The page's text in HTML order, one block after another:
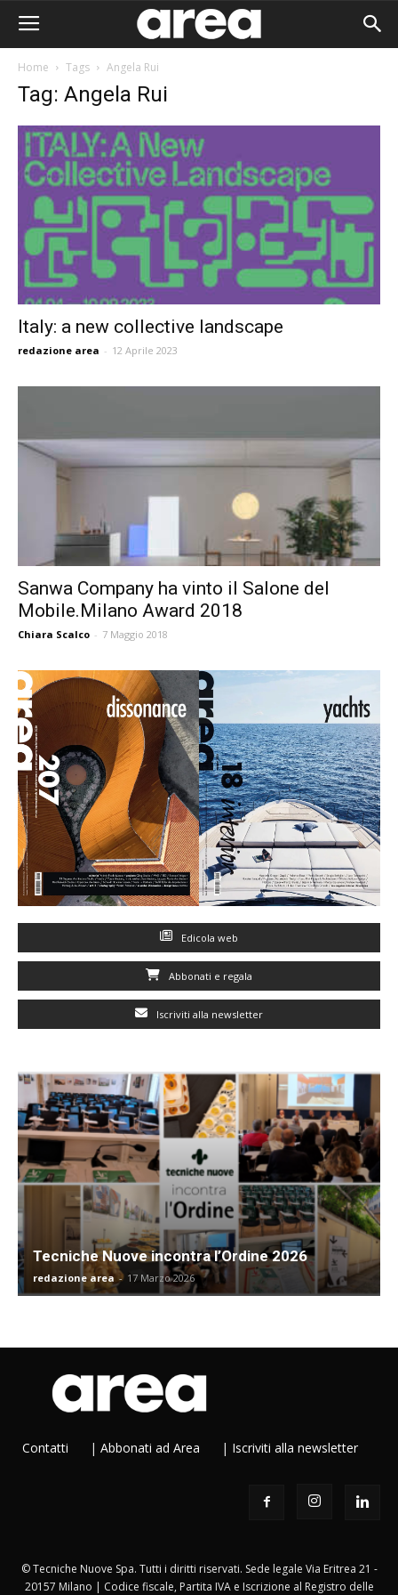
Home Tags Angela Rui
Tag: Angela Rui
Italy: a new collective landscape
redazione area - 12 Aprile 2023
Sanwa Company ha vinto il Salone del
Mobile.Milano Award 2018
Chiara Scalco - 7 Maggio 2018
Edicola web
Abbonati e regala
Iscriviti alla newsletter
Tecniche Nuove incontra l’Ordine 2026
redazione area - 17 Marzo 2026
Contatti | Abbonati ad Area | Iscriviti alla newsletter
© Tecniche Nuove Spa. Tutti i diritti riservati. Sede legale Via Eritrea 21 -
20157 Milano | Codice fiscale, Partita IVA e Iscrizione al Registro delle